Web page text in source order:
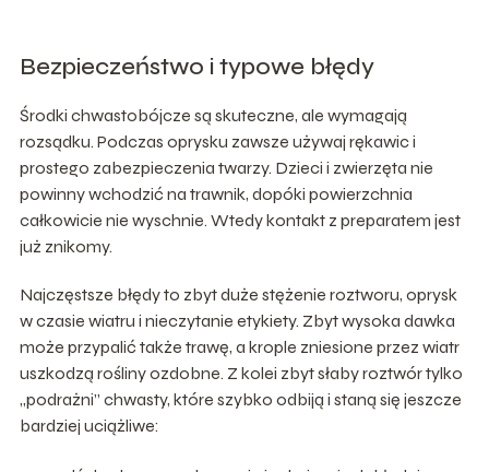
Bezpieczeństwo i typowe błędy
Środki chwastobójcze są skuteczne, ale wymagają
rozsądku. Podczas oprysku zawsze używaj rękawic i
prostego zabezpieczenia twarzy. Dzieci i zwierzęta nie
powinny wchodzić na trawnik, dopóki powierzchnia
całkowicie nie wyschnie. Wtedy kontakt z preparatem jest
już znikomy.
Najczęstsze błędy to zbyt duże stężenie roztworu, oprysk
w czasie wiatru i nieczytanie etykiety. Zbyt wysoka dawka
może przypalić także trawę, a krople zniesione przez wiatr
uszkodzą rośliny ozdobne. Z kolei zbyt słaby roztwór tylko
„podrażni” chwasty, które szybko odbiją i staną się jeszcze
bardziej uciążliwe: